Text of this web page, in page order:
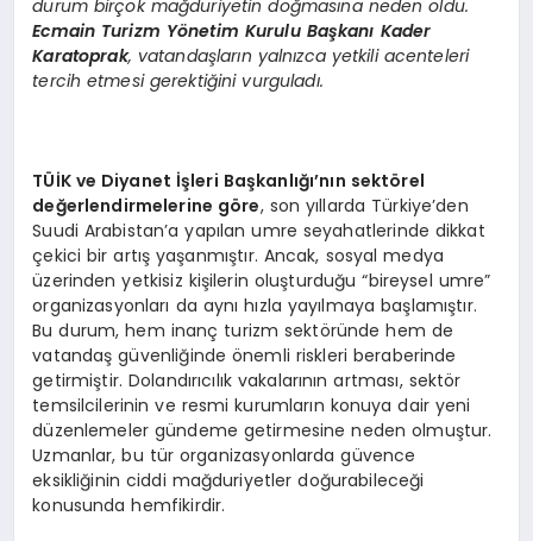
durum birçok mağduriyetin doğmasına neden oldu.
Ecmain Turizm Yönetim Kurulu Başkanı Kader
Karatoprak, vatandaşların yalnızca yetkili acenteleri
tercih etmesi gerektiğini vurguladı.
TÜİK ve Diyanet İşleri Başkanlığı’nın sektörel
değerlendirmelerine göre, son yıllarda Türkiye’den
Suudi Arabistan’a yapılan umre seyahatlerinde dikkat
çekici bir artış yaşanmıştır. Ancak, sosyal medya
üzerinden yetkisiz kişilerin oluşturduğu “bireysel umre”
organizasyonları da aynı hızla yayılmaya başlamıştır.
Bu durum, hem inanç turizm sektöründe hem de
vatandaş güvenliğinde önemli riskleri beraberinde
getirmiştir. Dolandırıcılık vakalarının artması, sektör
temsilcilerinin ve resmi kurumların konuya dair yeni
düzenlemeler gündeme getirmesine neden olmuştur.
Uzmanlar, bu tür organizasyonlarda güvence
eksikliğinin ciddi mağduriyetler doğurabileceği
konusunda hemfikirdir.